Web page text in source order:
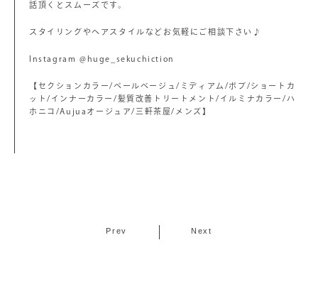
話頂くとスムーズです。
スタイリングやヘアスタイルなどお気軽にご相談下さい♪
Instagram @huge_sekuchiction
【セクションカラー/ペールベージュ/ミディアム/ボブ/ショートカ
ット/インナーカラー/髪質改善トリートメント/イルミナカラー/ハ
ホニコ/Aujuaオージュア/三軒茶屋/メンズ】
Prev Next